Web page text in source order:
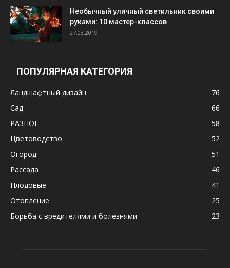
Необычный уличный светильник своими
руками: 10 мастер-классов
27.03.2019
ПОПУЛЯРНАЯ КАТЕГОРИЯ
Ландшафтный дизайн
76
Сад
66
РАЗНОЕ
58
Цветоводство
52
Огород
51
Рассада
46
Плодовые
41
Отопление
25
Борьба с вредителями и болезнями
23